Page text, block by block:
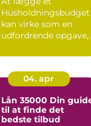
Husholdningsbudget
kan virke som en
udfordrende opgave,
tilgang ...
04. apr
Lån 35000 Din guide
til at finde det
bedste tilbud